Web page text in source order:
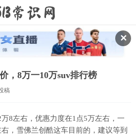
✕
，8万一10万suv排行榜
稿
8左右，优惠力度在1点5万左右，一
，雪佛兰创酷这车目前的，建议等到